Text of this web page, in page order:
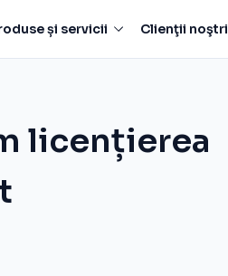
și servicii Clienţii noştri
licențierea